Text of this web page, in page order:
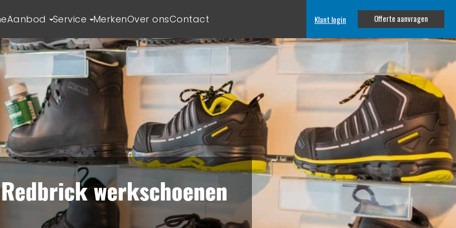
Aanbod Service MerkenOver onsContact Klant login Offerte aanvragen
Redbrick werkschoenen